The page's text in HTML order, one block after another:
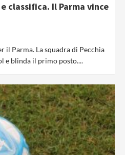
classifica. Il Parma vince
il Parma. La squadra di Pecchia
e blinda il primo posto....